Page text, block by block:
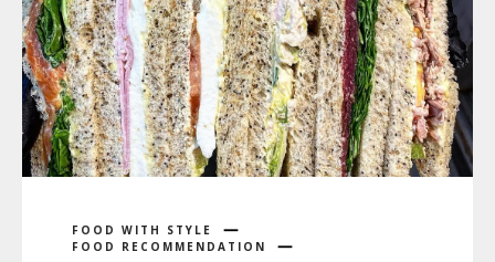
FOOD WITH STYLE
FOOD RECOMMENDATION